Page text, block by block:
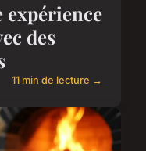
expérience
des
11 min de lecture →